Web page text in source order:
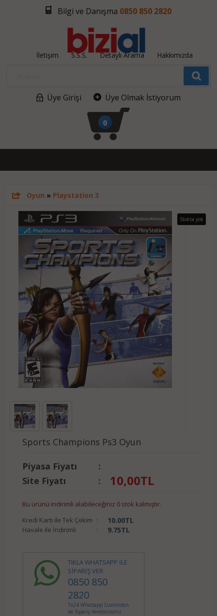
Bilgi ve Danışma 0850 850 2820
İletişim S.S.S. Detaylı Arama Hakkımızda
Üye Girişi Üye Olmak İstiyorum
0
Oyun » Playstation 3
Stokta yok
Sports Champions Ps3 Oyun
Piyasa Fiyatı
:
Site Fiyatı
: 10,00TL
Bu ürünü indirimli alabileceğiniz 0 stok kalmıştır.
Kredi Kartı ile Tek Çekim : 10.00TL
Havale ile İndirimli : 9.75TL
TIKLA WHATSAPP İLE
SİPARİŞ VER
0850 850
2820
7x24 Whatsapp Üzerinden
de Sipariş Verebilirsiniz.